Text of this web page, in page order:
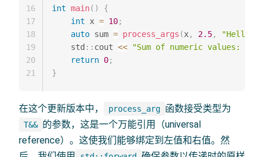
int main( )
{
int x = 10;
auto sum = process_args (x, 2.5, "Hello"
    std
:: cout << "Sum of numeric values: "
return 0;
}
16
17
18
19
20
21
在这个更新版本中， process_arg 函数接受类型为
T&& 的参数，这是一个万能引用（universal
reference）。这使我们能够绑定到左值和右值。然